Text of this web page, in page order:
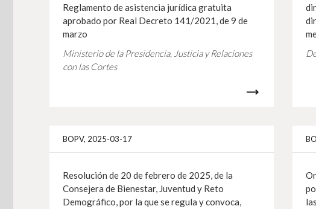
Reglamento de asistencia jurídica gratuita
aprobado por Real Decreto 141/2021, de 9 de
marzo
Ministerio de la Presidencia, Justicia y Relaciones
con las Cortes
BOPV, 2025-03-17
Resolución de 20 de febrero de 2025, de la
Consejera de Bienestar, Juventud y Reto
Demográfico, por la que se regula y convoca,
Info